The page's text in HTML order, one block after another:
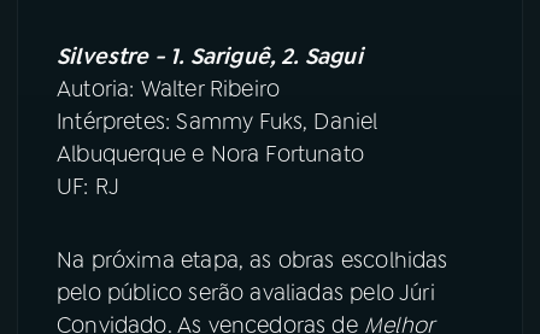
Silvestre - 1. Sariguê, 2. Sagui
Autoria: Walter Ribeiro
Intérpretes: Sammy Fuks, Daniel
Albuquerque e Nora Fortunato
UF: RJ
Na próxima etapa, as obras escolhidas
pelo público serão avaliadas pelo Júri
Convidado. As vencedoras de Melhor